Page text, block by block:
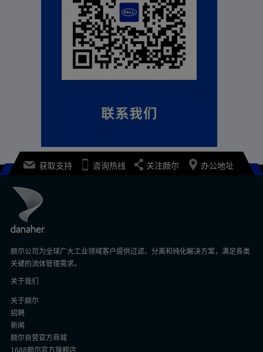
获取支持 咨询热线 关注颇尔 办公地址
颇尔公司为全球广大工业领域客户提供过滤、分离和纯化解决方案，满足各类
关键的流体管理需求。
关于我们
关于颇尔
招聘
新闻
颇尔自营官方商城
1688颇尔官方旗舰店